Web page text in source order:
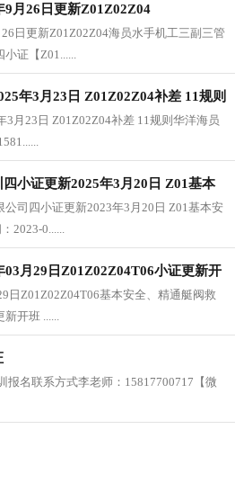
9月26日更新Z01Z02Z04
日更新Z01Z02Z04海员水手机工三副三管
证【Z01......
年3月23日 Z01Z02Z04补差 11规则
月23日 Z01Z02Z04补差 11规则华洋海员
小证更新2025年3月20日 Z01基本
司四小证更新2023年3月20日 Z01基本安
2023-0......
月29日Z01Z02Z04T06小证更新开
日Z01Z02Z04T06基本安全、精通艇阀救
开班 ......
报名联系方式李老师：15817700717【微